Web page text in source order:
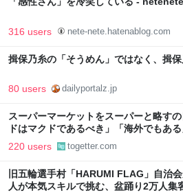
316 users nete-nete.hatenablog.com
揖保乃糸の「そうめん」ではなく、揖
80 users dailyportalz.jp
スーパーマーケットをスーパーと略す
ドはマクドであるべき」「海外でもあ
220 users togetter.com
旧五輪選手村「HARUMI FLAG」自治
人が本気スキルで挑む、盆踊り2万人集